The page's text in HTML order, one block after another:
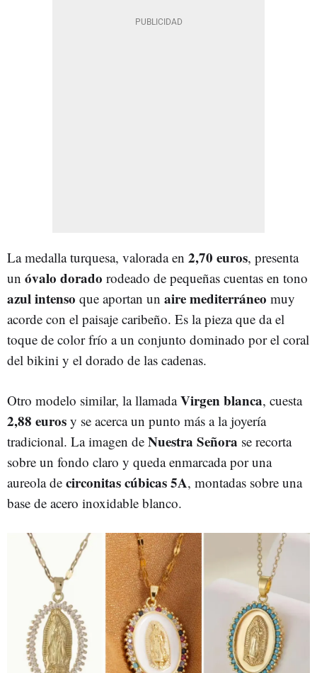
La medalla turquesa, valorada en 2,70 euros, presenta
un óvalo dorado rodeado de pequeñas cuentas en tono
azul intenso que aportan un aire mediterráneo muy
acorde con el paisaje caribeño. Es la pieza que da el
toque de color frío a un conjunto dominado por el coral
del bikini y el dorado de las cadenas.
Otro modelo similar, la llamadaVirgen blanca, cuesta
2,88 euros y se acerca un punto más a la joyería
tradicional. La imagen de Nuestra Señora se recorta
sobre un fondo claro y queda enmarcada por una
aureola de circonitas cúbicas 5A, montadas sobre una
base de acero inoxidable blanco.